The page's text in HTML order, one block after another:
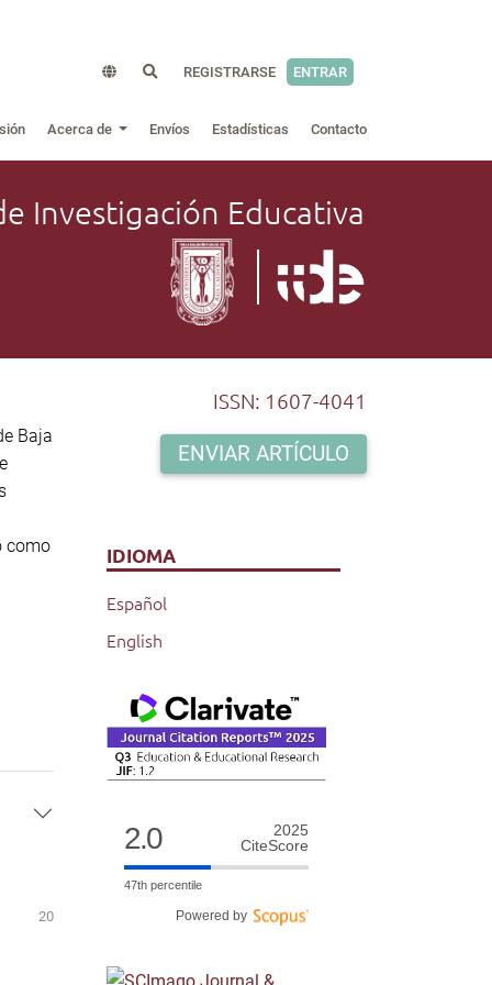
REGISTRARSE ENTRAR
Acerca de Envíos Estadísticas Contacto
Investigación Educativa
Baja
como
20
ISSN: 1607-4041
ENVIAR ARTÍCULO
IDIOMA
Español
English
2.0
2025
CiteScore
47th percentile
Powered by